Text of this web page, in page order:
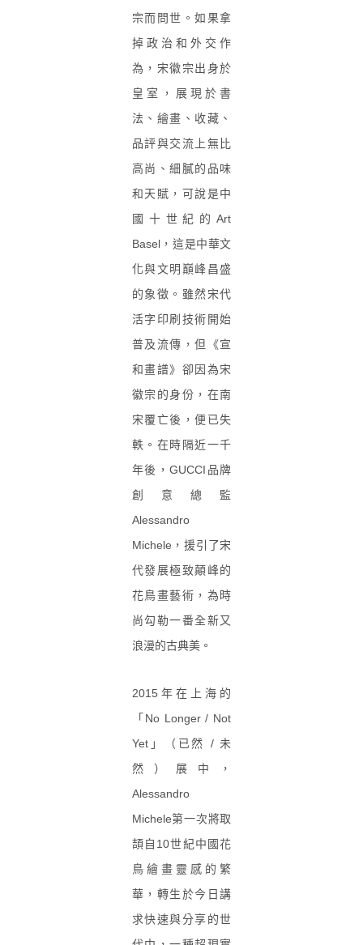
宗而問世。如果拿
掉政治和外交作
為，宋徽宗出身於
皇室，展現於書
法、繪畫、收藏、
品評與交流上無比
高尚、細膩的品味
和天賦，可說是中
國十世紀的Art
Basel，這是中華文
化與文明巔峰昌盛
的象徵。雖然宋代
活字印刷技術開始
普及流傳，但《宣
和畫譜》卻因為宋
徽宗的身份，在南
宋覆亡後，便已失
軼。在時隔近一千
年後，GUCCI 品牌
創意總監
Alessandro
Michele ，援引了宋
代發展極致顛峰的
花鳥畫藝術，為時
尚勾勒一番全新又
浪漫的古典美。
2015 年在上海的
「 No Longer / Not
Yet」（已然/未
然）展中，
Alessandro
Michele第一次將取
頡自 10世紀中國花
鳥繪畫靈感的繁
華，轉生於今日講
求快速與分享的世